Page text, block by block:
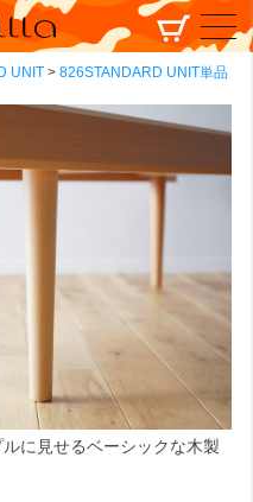
UNIT 826STANDARD UNIT単品
に見せるベーシックな木製